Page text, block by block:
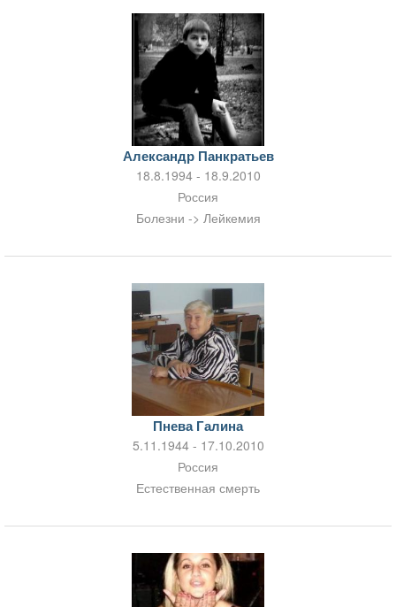
Александр Панкратьев
18.8.1994 - 18.9.2010
Россия
Болезни -> Лейкемия
Пнева Галина
5.11.1944 - 17.10.2010
Россия
Естественная смерть